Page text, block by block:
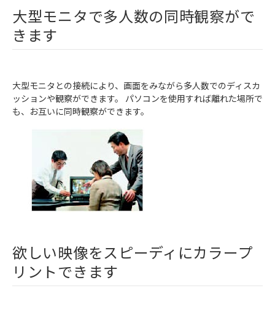
大型モニタで多人数の同時観察がで
きます
大型モニタとの接続により、画面をみながら多人数でのディスカ
ッションや観察ができます。 パソコンを使用すれば離れた場所で
も、お互いに同時観察ができます。
欲しい映像をスピーディにカラープ
リントできます